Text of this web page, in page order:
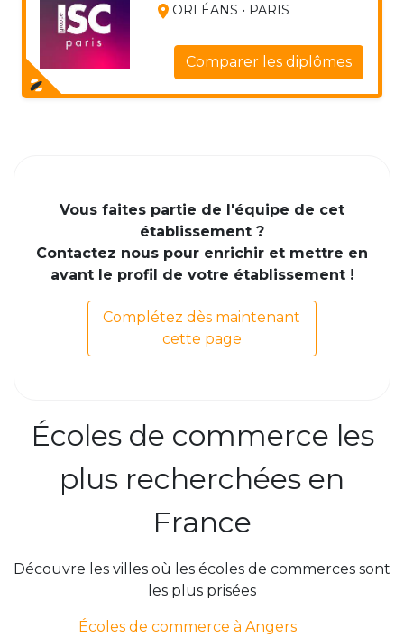
ORLÉANS • PARIS
Comparer les diplômes
Vous faites partie de l'équipe de cet
établissement ?
Contactez nous pour enrichir et mettre en
avant le profil de votre établissement !
Complétez dès maintenant
cette page
Écoles de commerce les
plus recherchées en
France
Découvre les villes où les écoles de commerces sont
les plus prisées
Écoles de commerce à Angers